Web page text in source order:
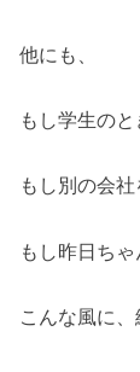
他にも、
もし学生の
もし別の会
もし昨日ち
こんな風に、